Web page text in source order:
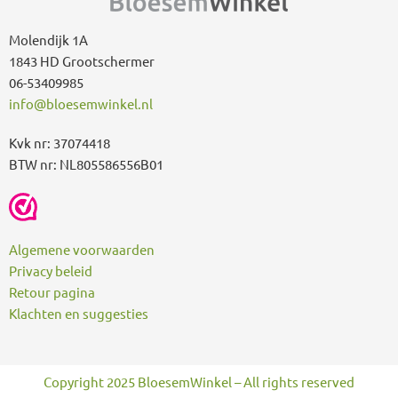
Molendijk 1A
1843 HD Grootschermer
06-53409985
info@bloesemwinkel.nl
Kvk nr: 37074418
BTW nr: NL805586556B01
Algemene voorwaarden
Privacy beleid
Retour pagina
Klachten en suggesties
Copyright 2025 BloesemWinkel – All rights reserved